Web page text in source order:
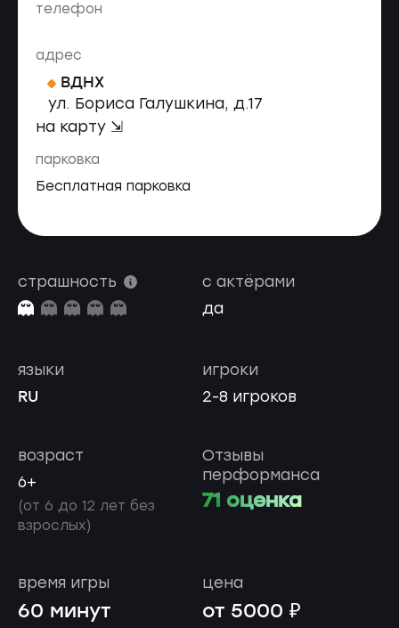
телефон
адрес
ВДНХ
ул. Бориса Галушкина, д.17
на карту ⇲
парковка
Бесплатная парковка
страшность
с актёрами
да
игроки
2-8 игроков
языки
RU
возраст
6+
(от 6 до 12 лет без
взрослых)
Отзывы
перформанса
71 оценка
время игры
60 минут
цена
от 5000 ₽